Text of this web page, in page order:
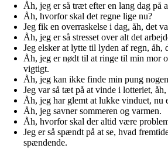
Åh, jeg er så træt efter en lang dag på
Åh, hvorfor skal det regne lige nu?
Jeg fik en overraskelse i dag, åh, det
Åh, jeg er så stresset over alt det
Jeg elsker at lytte til lyden af regn, åh,
Åh, jeg er nødt til at ringe til min mor
vigtigt.
Åh, jeg kan ikke finde min pung nogen
Jeg var så tæt på at vinde i lotteriet,
Åh, jeg har glemt at lukke vinduet, nu
Åh, jeg savner sommeren og varmen.
Åh, hvorfor skal der altid være
Jeg er så spændt på at se, hvad
spændende.